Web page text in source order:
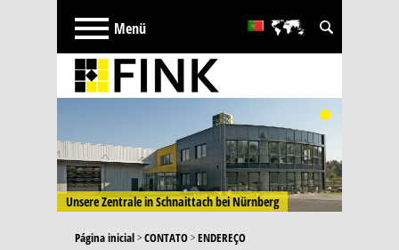
French
Español
Unsere Zentrale in Schnaittach bei Nürnberg
Página inicial>CONTATO>ENDEREÇO